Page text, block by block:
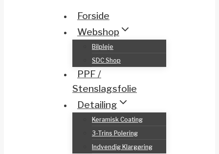
Forside
Webshop
Bilpleje
SDC Shop
PPF /
Stenslagsfolie
Detailing
Keramisk Coating
3-Trins Polering
Indvendig Klargøring